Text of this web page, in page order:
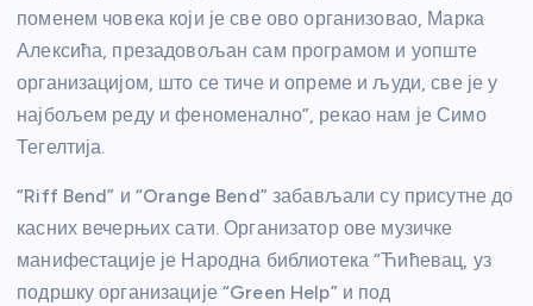
поменем човека који је све ово организовао, Марка
Алексића, презадовољан сам програмом и уопште
организацијом, што се тиче и опреме и људи, све је у
најбољем реду и феноменално”, рекао нам је Симо
Тегелтија.
“Riff Bend” и “Orange Bend” забављали су присутне до
касних вечерњих сати. Организатор ове музичке
манифестације је Народна библиотека “Ћићевац, уз
подршку организације “Green Help” и под